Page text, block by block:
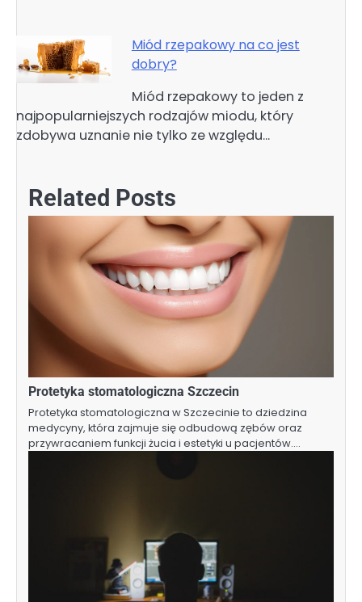
Miód rzepakowy na co jest
dobry?
Miód rzepakowy to jeden z
najpopularniejszych rodzajów miodu, który
zdobywa uznanie nie tylko ze względu…
Related Posts
Protetyka stomatologiczna Szczecin
Protetyka stomatologiczna w Szczecinie to dziedzina
medycyny, która zajmuje się odbudową zębów oraz
przywracaniem funkcji żucia i estetyki u pacjentów.…